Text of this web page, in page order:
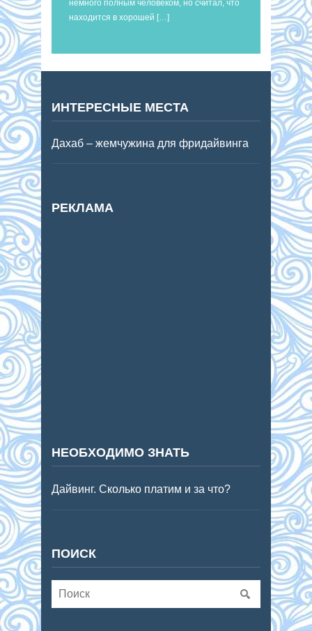
немного полным человеком, но считал, что
находится в хорошей […]
ИНТЕРЕСНЫЕ МЕСТА
Дахаб – жемчужина для фридайвинга
РЕКЛАМА
НЕОБХОДИМО ЗНАТЬ
Дайвинг. Сколько платим и за что?
ПОИСК